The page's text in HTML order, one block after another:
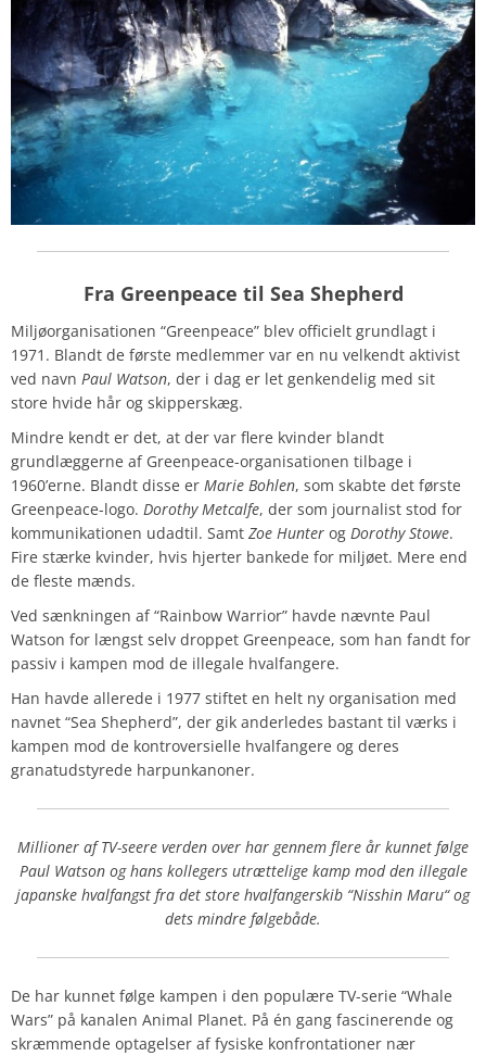
Fra Greenpeace til Sea Shepherd
Miljøorganisationen “Greenpeace” blev officielt grundlagt i
1971. Blandt de første medlemmer var en nu velkendt aktivist
ved navn Paul Watson, der i dag er let genkendelig med sit
store hvide hår og skipperskæg.
Mindre kendt er det, at der var flere kvinder blandt
grundlæggerne af Greenpeace-organisationen tilbage i
1960’erne. Blandt disse er Marie Bohlen, som skabte det første
Greenpeace-logo. Dorothy Metcalfe, der som journalist stod for
kommunikationen udadtil. Samt Zoe Hunter og Dorothy Stowe.
Fire stærke kvinder, hvis hjerter bankede for miljøet. Mere end
de fleste mænds.
Ved sænkningen af “Rainbow Warrior” havde nævnte Paul
Watson for længst selv droppet Greenpeace, som han fandt for
passiv i kampen mod de illegale hvalfangere.
Han havde allerede i 1977 stiftet en helt ny organisation med
navnet “Sea Shepherd”, der gik anderledes bastant til værks i
kampen mod de kontroversielle hvalfangere og deres
granatudstyrede harpunkanoner.
Millioner af TV-seere verden over har gennem flere år kunnet følge
Paul Watson og hans kollegers utrættelige kamp mod den illegale
japanske hvalfangst fra det store hvalfangerskib “Nisshin Maru“ og
dets mindre følgebåde.
De har kunnet følge kampen i den populære TV-serie “Whale
Wars” på kanalen Animal Planet. På én gang fascinerende og
skræmmende optagelser af fysiske konfrontationer nær